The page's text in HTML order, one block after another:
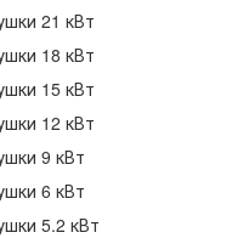
21 кВт
18 кВт
15 кВт
12 кВт
9 кВт
6 кВт
5.2 кВт